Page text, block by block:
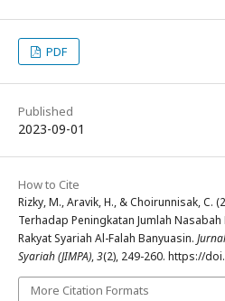
PDF
Published
2023-09-01
How to Cite
Rizky, M., Aravik, H., & Choirunnisak, C.
Terhadap Peningkatan Jumlah Nasabah
Rakyat Syariah Al-Falah Banyuasin.
Syariah (JIMPA),3(2), 249-260. https://
More Citation Formats